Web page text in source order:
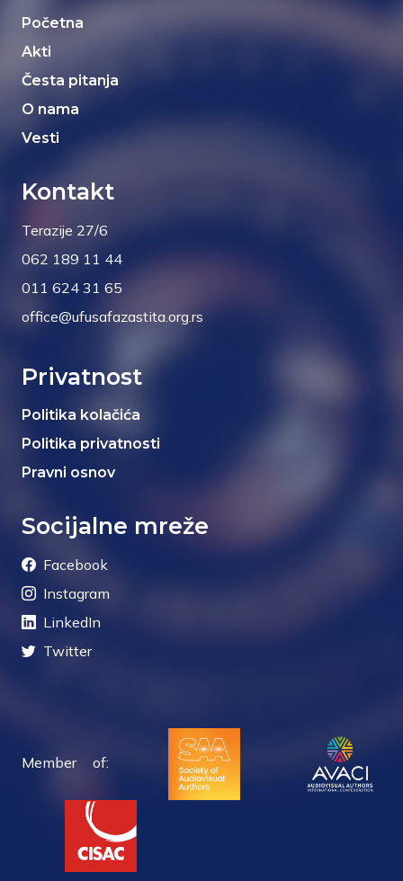
Početna
Akti
Česta pitanja
O nama
Vesti
Kontakt
Terazije 27/6
062 189 11 44
011 624 31 65
office@ufusafazastita.org.rs
Privatnost
Politika kolačića
Politika privatnosti
Pravni osnov
Socijalne mreže
Facebook
Instagram
LinkedIn
Twitter
Member of: